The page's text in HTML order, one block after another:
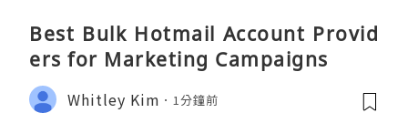
Best Bulk Hotmail Account Provid
ers for Marketing Campaigns
Whitley Kim 1分鐘前